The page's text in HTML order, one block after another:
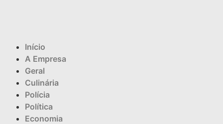
Início
A Empresa
Geral
Culinária
Polícia
Política
Economia